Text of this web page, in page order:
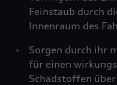
Feinstaub durch
Innenraum des
›
Sorgen durch ihr
für einen
Schadstoffen